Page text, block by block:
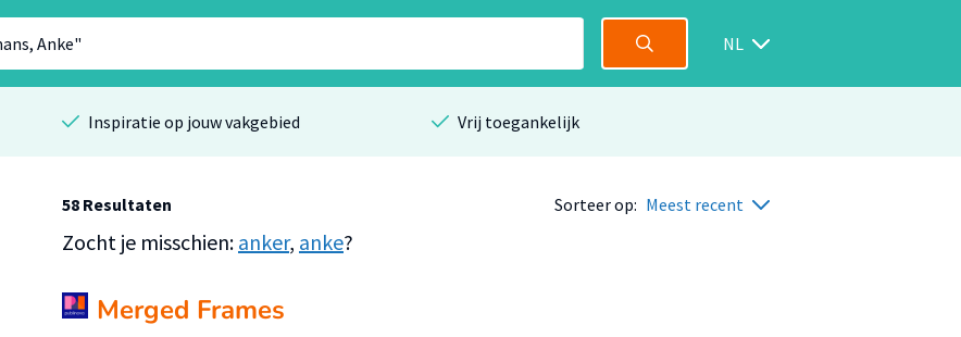
NL
Inspiratie op jouw vakgebied Vrij toegankelijk
58 Resultaten Sorteer op: Meest recent
Zocht je misschien: anker, anke?
Merged Frames